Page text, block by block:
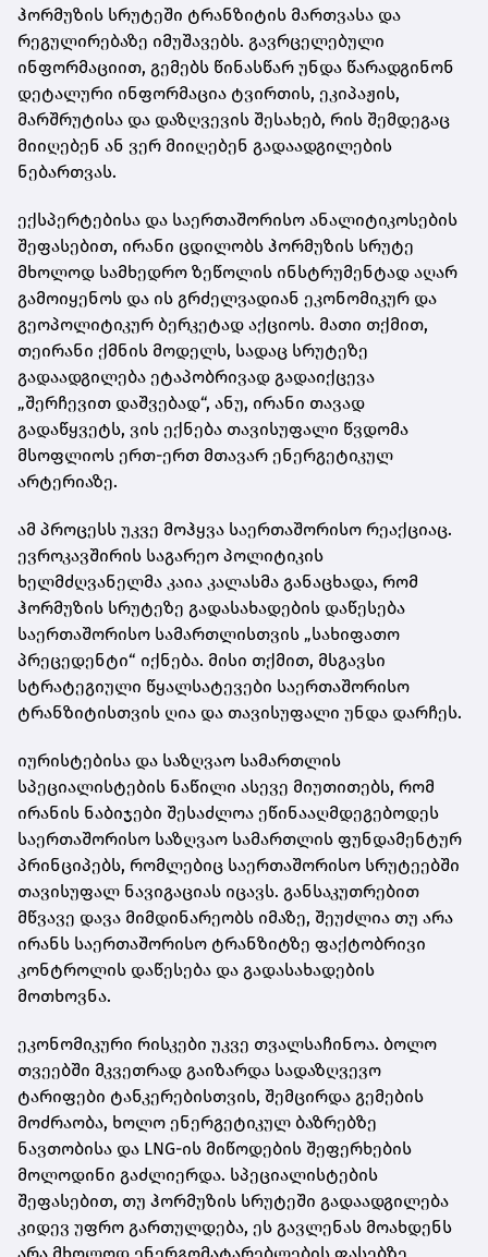
ჰორმუზის სრუტეში ტრანზიტის მართვასა და
რეგულირებაზე იმუშავებს. გავრცელებული
ინფორმაციით, გემებს წინასწარ უნდა წარადგინონ
დეტალური ინფორმაცია ტვირთის, ეკიპაჟის,
მარშრუტისა და დაზღვევის შესახებ, რის შემდეგაც
მიიღებენ ან ვერ მიიღებენ გადაადგილების
ნებართვას.
ექსპერტებისა და საერთაშორისო ანალიტიკოსების
შეფასებით, ირანი ცდილობს ჰორმუზის სრუტე
მხოლოდ სამხედრო ზეწოლის ინსტრუმენტად აღარ
გამოიყენოს და ის გრძელვადიან ეკონომიკურ და
გეოპოლიტიკურ ბერკეტად აქციოს. მათი თქმით,
თეირანი ქმნის მოდელს, სადაც სრუტეზე
გადაადგილება ეტაპობრივად გადაიქცევა
„შერჩევით დაშვებად“, ანუ, ირანი თავად
გადაწყვეტს, ვის ექნება თავისუფალი წვდომა
მსოფლიოს ერთ-ერთ მთავარ ენერგეტიკულ
არტერიაზე.
ამ პროცესს უკვე მოჰყვა საერთაშორისო რეაქციაც.
ევროკავშირის საგარეო პოლიტიკის
ხელმძღვანელმა კაია კალასმა განაცხადა, რომ
ჰორმუზის სრუტეზე გადასახადების დაწესება
საერთაშორისო სამართლისთვის „სახიფათო
პრეცედენტი“ იქნება. მისი თქმით, მსგავსი
სტრატეგიული წყალსატევები საერთაშორისო
ტრანზიტისთვის ღია და თავისუფალი უნდა დარჩეს.
იურისტებისა და საზღვაო სამართლის
სპეციალისტების ნაწილი ასევე მიუთითებს, რომ
ირანის ნაბიჯები შესაძლოა ეწინააღმდეგებოდეს
საერთაშორისო საზღვაო სამართლის ფუნდამენტურ
პრინციპებს, რომლებიც საერთაშორისო სრუტეებში
თავისუფალ ნავიგაციას იცავს. განსაკუთრებით
მწვავე დავა მიმდინარეობს იმაზე, შეუძლია თუ არა
ირანს საერთაშორისო ტრანზიტზე ფაქტობრივი
კონტროლის დაწესება და გადასახადების
მოთხოვნა.
ეკონომიკური რისკები უკვე თვალსაჩინოა. ბოლო
თვეებში მკვეთრად გაიზარდა სადაზღვევო
ტარიფები ტანკერებისთვის, შემცირდა გემების
მოძრაობა, ხოლო ენერგეტიკულ ბაზრებზე
ნავთობისა და LNG-ის მიწოდების შეფერხების
მოლოდინი გაძლიერდა. სპეციალისტების
შეფასებით, თუ ჰორმუზის სრუტეში გადაადგილება
კიდევ უფრო გართულდება, ეს გავლენას მოახდენს